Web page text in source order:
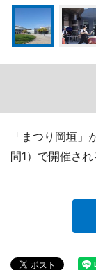
「まつり岡垣
間1）で開催され